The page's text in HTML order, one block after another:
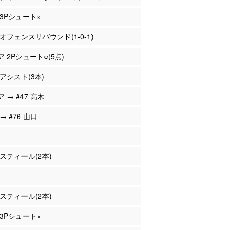
シュート×
フェンスリバウンド(1-0-1)
2Pシュート○(5点)
シスト(3本)
→ #47 高木
#76 山口
ティール(2本)
ティール(2本)
シュート×